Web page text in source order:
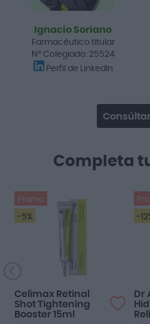
Completa
Promo
-5%
Celimax Retinal
Shot Tightening
Booster 15ml
-
Dr
Ignacio Soriano
Farmacéutico titular
Nº Colegiado: 25524
Perfil de LinkedIn